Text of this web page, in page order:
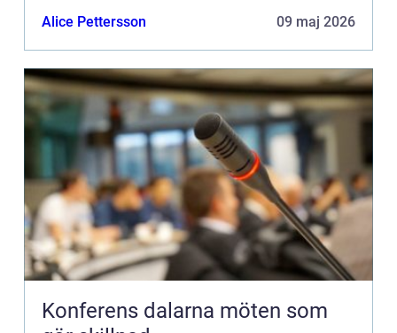
Alice Pettersson 09 maj 2026
Konferens dalarna möten som